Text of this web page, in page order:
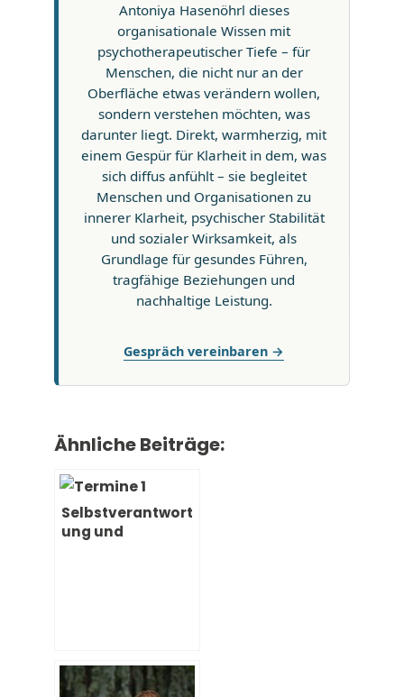
Antoniya Hasenöhrl dieses
organisationale Wissen mit
psychotherapeutischer Tiefe – für
Menschen, die nicht nur an der
Oberfläche etwas verändern wollen,
sondern verstehen möchten, was
darunter liegt. Direkt, warmherzig, mit
einem Gespür für Klarheit in dem, was
sich diffus anfühlt – sie begleitet
Menschen und Organisationen zu
innerer Klarheit, psychischer Stabilität
und sozialer Wirksamkeit, als
Grundlage für gesundes Führen,
tragfähige Beziehungen und
nachhaltige Leistung.
Gespräch vereinbaren →
Ähnliche Beiträge:
Selbstverantwort
ung und